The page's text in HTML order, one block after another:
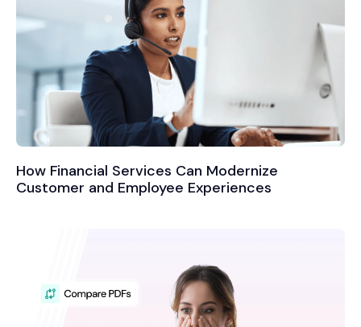
How Financial Services Can Modernize
Customer and Employee Experiences